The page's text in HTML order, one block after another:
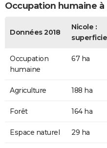
Occupation humaine à
Données 2018
Nicole :
superficie
Occupation
humaine
67 ha
Agriculture 188 ha
Forêt 164 ha
Espace naturel 29 ha